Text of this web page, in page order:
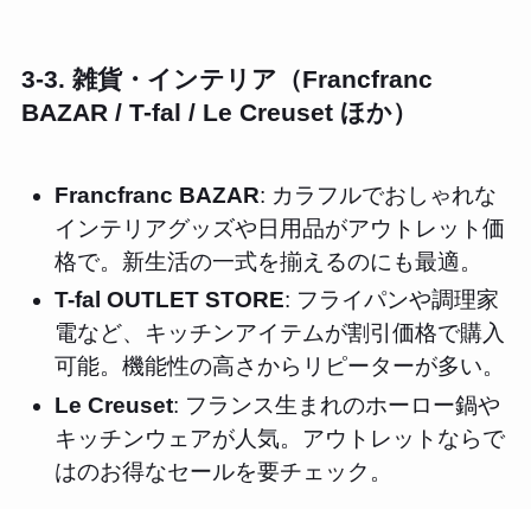
3-3. 雑貨・インテリア（Francfranc
BAZAR / T-fal / Le Creuset ほか）
Francfranc BAZAR: カラフルでおしゃれな
インテリアグッズや日用品がアウトレット価
格で。新生活の一式を揃えるのにも最適。
T-fal OUTLET STORE: フライパンや調理家
電など、キッチンアイテムが割引価格で購入
可能。機能性の高さからリピーターが多い。
Le Creuset: フランス生まれのホーロー鍋や
キッチンウェアが人気。アウトレットならで
はのお得なセールを要チェック。